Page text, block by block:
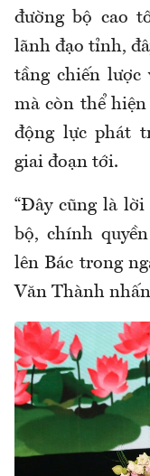
đường bộ cao
lãnh đạo tỉnh,
tầng chiến lược
mà còn thể
động lực phát
giai đoạn tới.
“Đây cũng là
bộ, chính
lên Bác trong
Văn Thành